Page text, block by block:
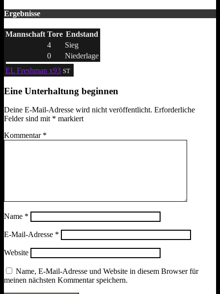
Ergebnisse
Mannschaft Tore Endstand
4
Sieg
0
Niederlage
EL Freshman x93 ST
Eine Unterhaltung beginnen
Deine E-Mail-Adresse wird nicht veröffentlicht. Erforderliche
Felder sind mit * markiert
Kommentar *
Name *
E-Mail-Adresse *
Website
Name, E-Mail-Adresse und Website in diesem Browser für
meinen nächsten Kommentar speichern.